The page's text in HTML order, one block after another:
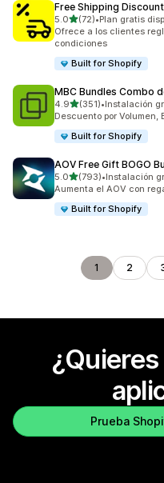
Free Shipping
5.0de 5 estrellas
(72)
72 reseñas en total
•Plan gratis
Ofrece a los clientes
condiciones
Built for Shopify
MBC Bundles Combo
4.9de 5 estrellas
(351)
351 reseñas en total
•Instalación
Descuento por Volumen,
Built for Shopify
AOV Free Gift BOGO
5.0de 5 estrellas
(793)
793 reseñas en total
•Instalación
Aumenta el AOV con
Built for Shopify
1 2
Prueba